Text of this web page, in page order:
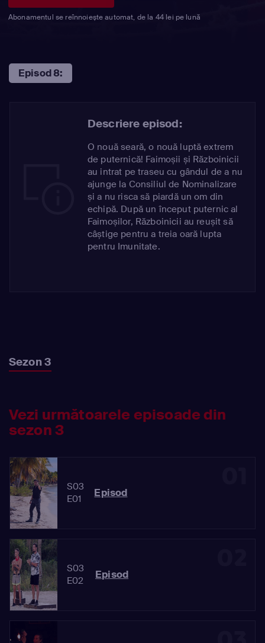
Abonamentul se reînnoiește automat, de la 44 lei pe lună
Episod 8:
Descriere episod:
O nouă seară, o nouă luptă extrem
de puternică! Faimoșii și Războinicii
au intrat pe traseu cu gândul de a nu
ajunge la Consiliul de Nominalizare
și a nu risca să piardă un om din
echipă. După un început puternic al
Faimoșilor, Războinicii au reușit să
câștige pentru a treia oară lupta
pentru Imunitate.
Sezon 3
Vezi următoarele episoade din
sezon 3
S03
E01
Episod
S03
E02
Episod